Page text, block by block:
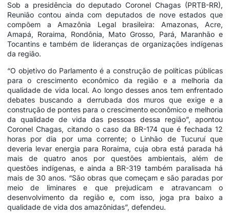
Sob a presidência do deputado Coronel Chagas (PRTB-RR),
Reunião contou ainda com deputados de nove estados que
compõem a Amazônia Legal brasileira: Amazonas, Acre,
Amapá, Roraima, Rondônia, Mato Grosso, Pará, Maranhão e
Tocantins e também de lideranças de organizações indígenas
da região.
“O objetivo do Parlamento é a construção de políticas públicas
para o crescimento econômico da região e a melhoria da
qualidade de vida local. Ao longo desses anos tem enfrentado
debates buscando a derrubada dos muros que exige e a
construção de pontes para o crescimento econômico e melhoria
da qualidade de vida das pessoas dessa região”, apontou
Coronel Chagas, citando o caso da BR-174 que é fechada 12
horas por dia por uma corrente; o Linhão de Tucuruí que
deveria levar energia para Roraima, cuja obra está parada há
mais de quatro anos por questões ambientais, além de
questões indígenas, e ainda a BR-319 também paralisada há
mais de 30 anos. “São obras que começam e são paradas por
meio de liminares e que prejudicam e atravancam o
desenvolvimento da região e, com isso, joga pra baixo a
qualidade de vida dos amazônidas”, defendeu.